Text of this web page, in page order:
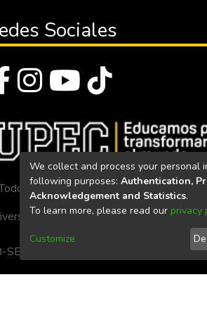
Sociales
los derechos reservados 2023
Politécnica Estatal del Carchi
SE-33-CACES-2020
We collect and process your personal
following purposes: Authentication,
Acknowledgement and Statistics.
To learn more, please read our privacy
Customize